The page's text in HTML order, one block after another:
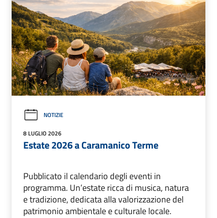
NOTIZIE
8 LUGLIO 2026
Estate 2026 a Caramanico Terme
Pubblicato il calendario degli eventi in
programma. Un’estate ricca di musica, natura
e tradizione, dedicata alla valorizzazione del
patrimonio ambientale e culturale locale.